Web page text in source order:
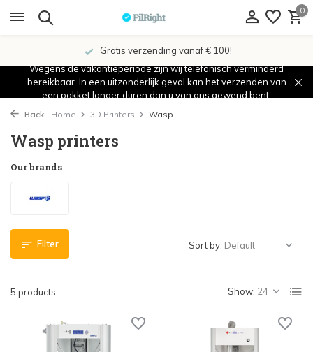
0
Gratis verzending vanaf € 100!
Wegens de vakantieperiode zijn wij telefonisch verminderd
bereikbaar. In een uitzonderlijk geval kan het verzenden van
een pakket langer duren dan u van ons gewend bent.
Back Home 3D Printers Wasp
Wasp printers
Our brands
Filter
5 products Show:
Sort by: